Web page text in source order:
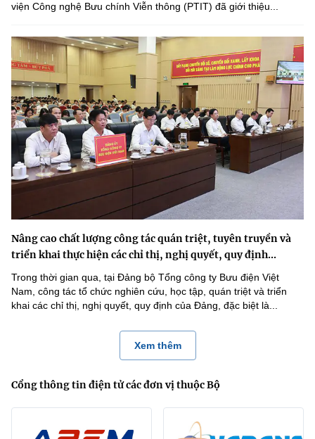
viện Công nghệ Bưu chính Viễn thông (PTIT) đã giới thiệu...
Nâng cao chất lượng công tác quán triệt, tuyên truyền và
triển khai thực hiện các chỉ thị, nghị quyết, quy định...
Trong thời gian qua, tại Đảng bộ Tổng công ty Bưu điện Việt
Nam, công tác tổ chức nghiên cứu, học tập, quán triệt và triển
khai các chỉ thị, nghị quyết, quy định của Đảng, đặc biệt là...
Xem thêm
Cổng thông tin điện tử các đơn vị thuộc Bộ